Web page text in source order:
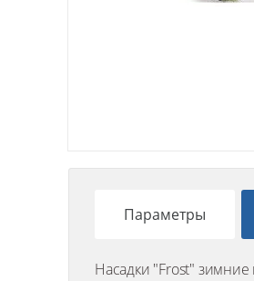
Параметры
Насадки "Frost"